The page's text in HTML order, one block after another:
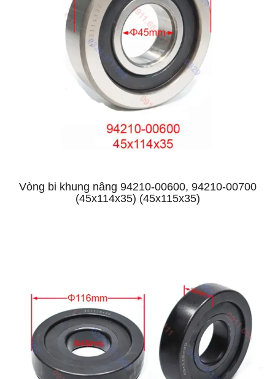
Vòng bi khung nâng 94210-00600, 94210-00700
(45x114x35) (45x115x35)